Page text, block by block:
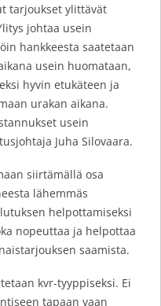
tarjoukset ylittävät
johtaa usein
hankkeesta saatetaan
usein huomataan,
hyvin etukäteen ja
urakan aikana.
usein
Juha Silovaara.
siirtämällä osa
lähemmäs
helpottamiseksi
nopeuttaa ja helpottaa
saamista.
kvr-tyyppiseksi. Ei
tapaan vaan